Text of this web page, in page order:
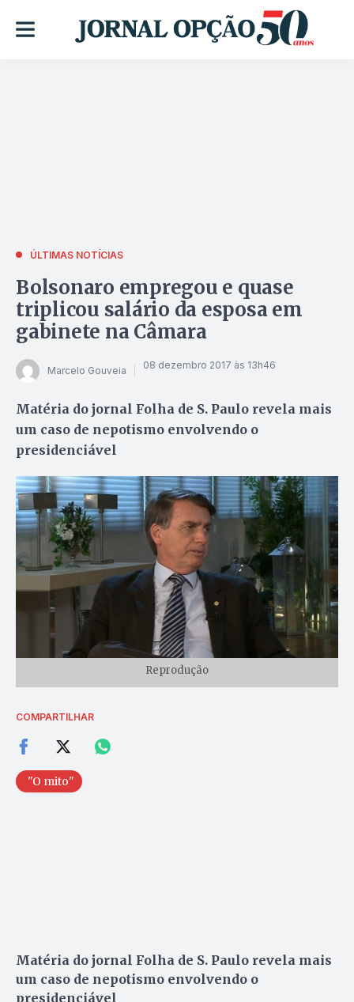
ÚLTIMAS NOTÍCIAS
Bolsonaro empregou e quase
triplicou salário da esposa em
gabinete na Câmara
Marcelo Gouveia 08 dezembro 2017 às 13h46
Matéria do jornal Folha de S. Paulo revela mais
um caso de nepotismo envolvendo o
presidenciável
Reprodução
COMPARTILHAR
"O mito"
Matéria do jornal Folha de S. Paulo revela mais
um caso de nepotismo envolvendo o
presidenciável